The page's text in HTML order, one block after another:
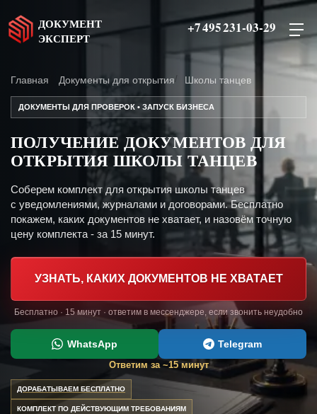
ДОКУМЕНТ
ЭКСПЕРТ
+7 495 231-03-29
Главная Документы для открытия Школы танцев
ДОКУМЕНТЫ ДЛЯ ПРОВЕРОК • ЗАПУСК БИЗНЕСА
ПОЛУЧЕНИЕ ДОКУМЕНТОВ ДЛЯ
ОТКРЫТИЯ ШКОЛЫ ТАНЦЕВ
Соберем комплект для открытия школы танцев
с уведомлениями, журналами и договорами. Бесплатно
покажем, каких документов не хватает, и назовём точную
цену комплекта - за 15 минут.
УЗНАТЬ, КАКИХ ДОКУМЕНТОВ НЕ ХВАТАЕТ
Бесплатно · 15 минут · ответим в мессенджере, если звонить неудобно
WhatsApp Telegram
Ответим за ~15 минут
ДОРАБАТЫВАЕМ БЕСПЛАТНО
КОМПЛЕКТ ПО ДЕЙСТВУЮЩИМ ТРЕБОВАНИЯМ